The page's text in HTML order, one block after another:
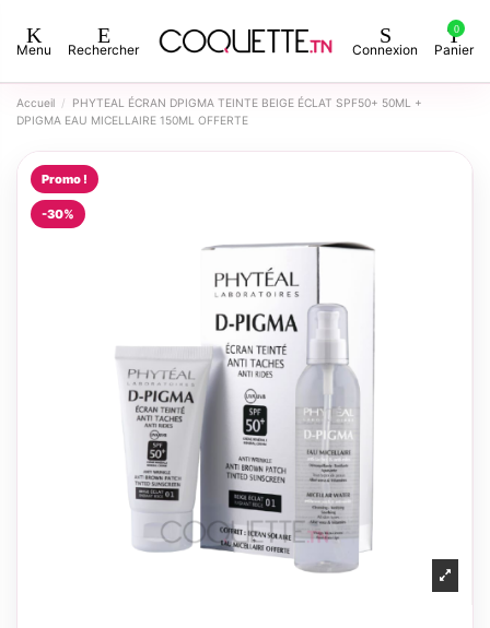
Menu Rechercher Connexion
0
Panier
Accueil
PHYTEAL ÉCRAN DPIGMA TEINTE BEIGE ÉCLAT SPF50+ 50ML +
DPIGMA EAU MICELLAIRE 150ML OFFERTE
Promo !
-30%